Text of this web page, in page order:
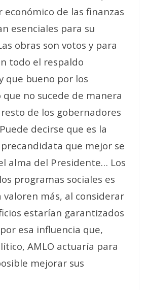
de las finanzas
esenciales para su
obras son votos y para
todo el respaldo
que bueno por los
no sucede de manera
de los gobernadores
decirse que es la
que mejor se
alma del Presidente… Los
programas sociales es
valoren más, al considerar
estarían garantizados
esa influencia que,
AMLO actuaría para
mejorar sus